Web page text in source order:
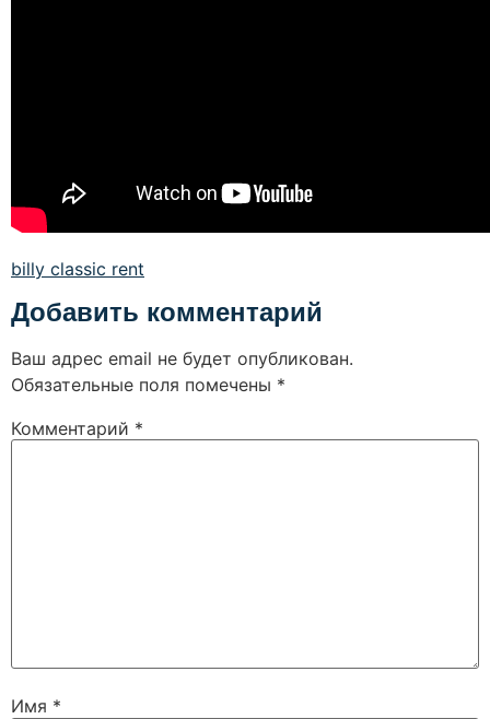
billy classic rent
Добавить комментарий
Ваш адрес email не будет опубликован.
Обязательные поля помечены *
Комментарий *
Имя *